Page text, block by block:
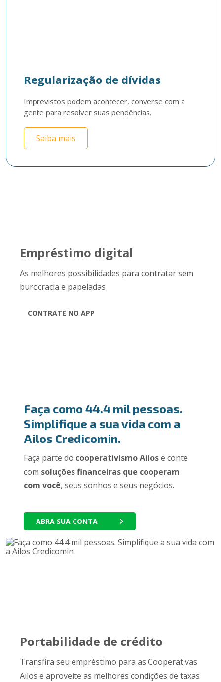
Regularização de dívidas
Imprevistos podem acontecer, converse com a
gente para resolver suas pendências.
Saiba mais
Empréstimo digital
As melhores possibilidades para contratar sem
burocracia e papeladas
CONTRATE NO APP
Faça como 44.4 mil pessoas.
Simplifique a sua vida com a
Ailos Credicomin.
Faça parte do cooperativismo Ailose conte
com soluções financeiras que cooperam
com você, seus sonhos e seus negócios.
ABRA SUA CONTA
Portabilidade de crédito
Transfira seu empréstimo para as Cooperativas
Ailos e aproveite as melhores condições de taxas